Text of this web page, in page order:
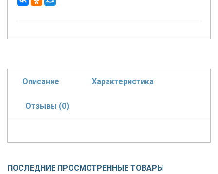
Описание Характеристика
Отзывы (0)
ПОСЛЕДНИЕ ПРОСМОТРЕННЫЕ ТОВАРЫ